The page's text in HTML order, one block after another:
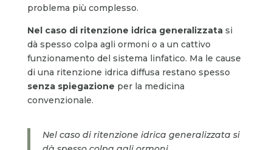
problema più complesso.
Nel caso di ritenzione idrica generalizzatasi
dà spesso colpa agli ormoni o a un cattivo
funzionamento del sistema linfatico. Ma le cause
di una ritenzione idrica diffusa restano spesso
senza spiegazione per la medicina
convenzionale.
Nel caso di ritenzione idrica generalizzata si